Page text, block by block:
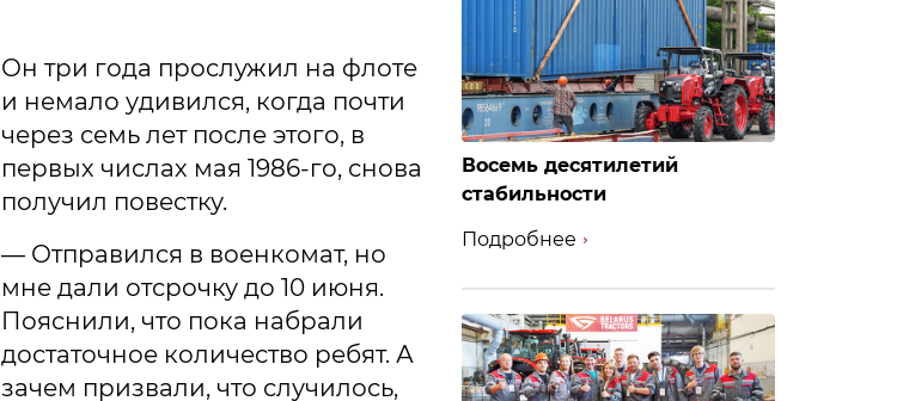
Он три года прослужил на флоте
и немало удивился, когда почти
через семь лет после этого, в
первых числах мая 1986-го, снова
получил повестку.
— Отправился в военкомат, но
мне дали отсрочку до 10 июня.
Пояснили, что пока набрали
достаточное количество ребят. А
зачем призвали, что случилось,
Восемь десятилетий
стабильности
Подробнее